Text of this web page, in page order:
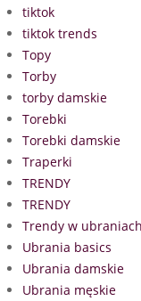
tiktok
tiktok trends
Topy
Torby
torby damskie
Torebki
Torebki damskie
Traperki
TRENDY
TRENDY
Trendy w ubraniach
Ubrania basics
Ubrania damskie
Ubrania męskie